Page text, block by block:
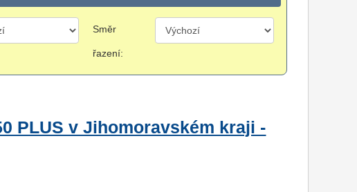
Směr
řazení:
PLUS v Jihomoravském kraji -